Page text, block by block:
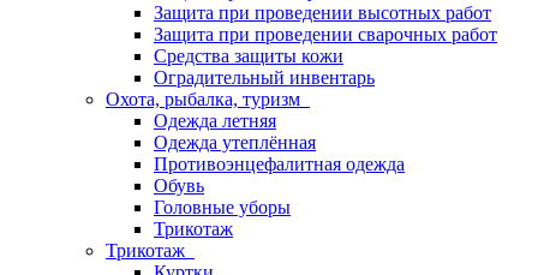
Защита при проведении высотных работ
Защита при проведении сварочных работ
Средства защиты кожи
Оградительный инвентарь
Охота, рыбалка, туризм
Одежда летняя
Одежда утеплённая
Противоэнцефалитная одежда
Обувь
Головные уборы
Трикотаж
Трикотаж